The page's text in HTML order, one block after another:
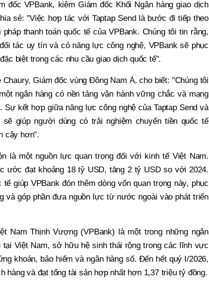
đốc VPBank, kiêm Giám đốc Khối Ngân hàng giao dịch
sẻ: "Việc hợp tác với Taptap Send là bước đi tiếp theo
thanh toán quốc tế của VPBank. Chúng tôi tin rằng,
tác uy tín và có năng lực công nghệ, VPBank sẽ phục
biệt trong các nhu cầu giao dịch quốc tế".
Giám đốc vùng Đông Nam Á, cho biết: "Chúng tôi
ngân hàng có nền tảng vận hành vững chắc và mạng
kết hợp giữa năng lực công nghệ của Taptap Send và
giúp người dùng có trải nghiệm chuyển tiền quốc tế
cậy hơn".
là một nguồn lực quan trọng đối với kinh tế Việt Nam.
ước đạt khoảng 18 tỷ USD, tăng 2 tỷ USD so với 2024.
giúp VPBank đón thêm dòng vốn quan trọng này, phục
và góp phần đưa nguồn lực từ nước ngoài vào phát triển
Nam Thịnh Vượng (VPBank) là một trong những ngân
tại Việt Nam, sở hữu hệ sinh thái rộng trong các lĩnh vực
khoán, bảo hiểm và ngân hàng số. Đến hết quý I/2026,
hàng và đạt tổng tài sản hợp nhất hơn 1,37 triệu tỷ đồng.